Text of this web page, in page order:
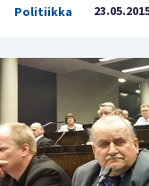
Politiikka